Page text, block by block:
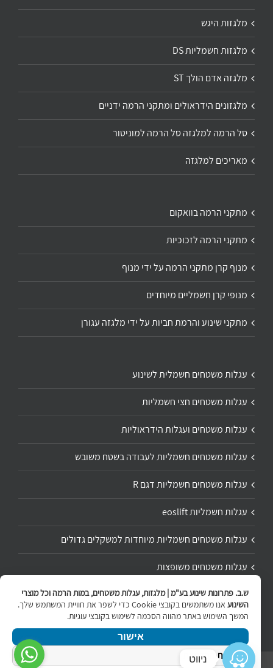
מלגזות היגש
מלגזות חשמליות DS
מלגזה אדם הולך ST
מלגזונים הידראולים ומתקני הרמה ידניים
סל הרמה למלגזה סל הרמה למוניטור
מאריכים למלגזה
מתקני הרמה בוואקום
מתקני הרמה לזכוכיות
מנוף קרן מתקני הרמה על ידי מנוף
מנופי קרן חשמליים מיוחדים
מתקני שינוע והרמת חביות על ידי מלגזה עגורן
עגלות משטחים חשמלית לשינוע
עגלות משטחים חצי חשמליות
עגלות משטחים ועגלות הידראוליות
עגלות משטחים חשמליות לעבודה בשטח משובש
עגלות משטחים חשמליות דגם R
עגלות חשמליות eoslift
עגלות משטחים חשמליות מיוחדות למשקלים גדולים
עגלות משטחים משופצות
תיקון ושיפוץ עגלת משטחים
ש.ב. פתרונות שינוע בע"מ | מלגזות, עגלות משטחים, במות הרמה וכל מוצרי
השינוע
אנו משתמשים בקובצי Cookie כדי לשפר את חוויית המשתמש שלך.
המשך השימוש באתר מהווה הסכמה לשימוש בקובצי עוגיות.
אישור
מדיניות הפרטיות
ניווט